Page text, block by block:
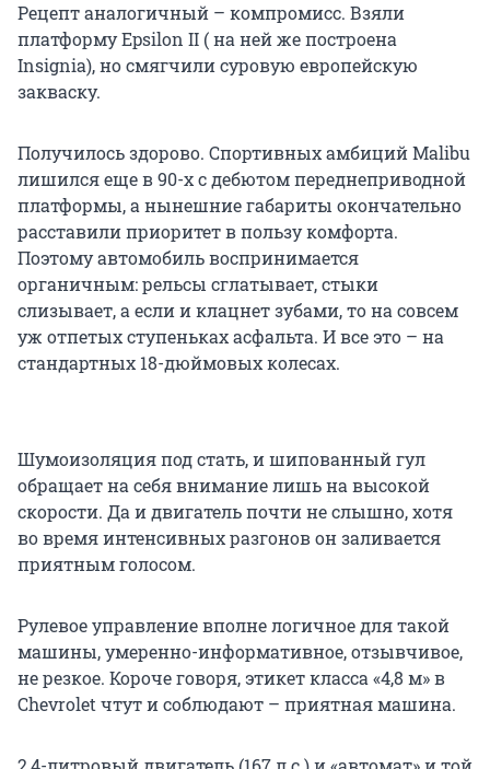
Рецепт аналогичный – компромисс. Взяли
платформу Epsilon II ( на ней же построена
Insignia), но смягчили суровую европейскую
закваску.
Получилось здорово. Спортивных амбиций Malibu
лишился еще в 90-х с дебютом переднеприводной
платформы, а нынешние габариты окончательно
расставили приоритет в пользу комфорта.
Поэтому автомобиль воспринимается
органичным: рельсы сглатывает, стыки
слизывает, а если и клацнет зубами, то на совсем
уж отпетых ступеньках асфальта. И все это – на
стандартных 18-дюймовых колесах.
Шумоизоляция под стать, и шипованный гул
обращает на себя внимание лишь на высокой
скорости. Да и двигатель почти не слышно, хотя
во время интенсивных разгонов он заливается
приятным голосом.
Рулевое управление вполне логичное для такой
машины, умеренно-информативное, отзывчивое,
не резкое. Короче говоря, этикет класса «4,8 м» в
Chevrolet чтут и соблюдают – приятная машина.